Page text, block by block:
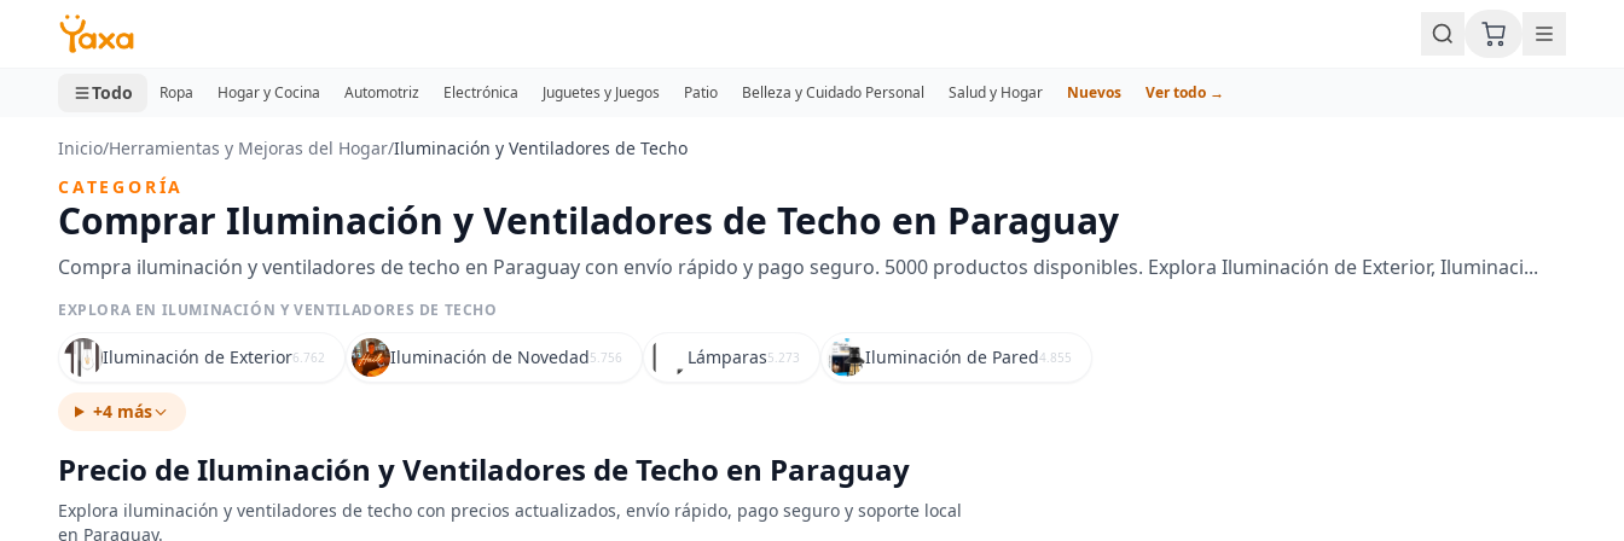
MINI CARRITO
0 productos
Todo Ropa Hogar y Cocina Automotriz Electrónica Juguetes y Juegos Patio Belleza y Cuidado Personal Salud y Hogar Nuevos Ver todo →
Inicio/Herramientas y Mejoras del Hogar/Iluminación y Ventiladores de Techo
CATEGORÍA
Comprar Iluminación y Ventiladores de Techo en Paraguay
Compra iluminación y ventiladores de techo en Paraguay con envío rápido y pago seguro. 5000 productos disponibles. Explora Iluminación de Exterior, Iluminaci...
EXPLORA EN ILUMINACIÓN Y VENTILADORES DE TECHO
Iluminación de Exterior6.762 Iluminación de Novedad5.756 Lámparas5.273 Iluminación de Pared4.855
+4 más
Precio de Iluminación y Ventiladores de Techo en Paraguay
Explora iluminación y ventiladores de techo con precios actualizados, envío rápido, pago seguro y soporte local
en Paraguay.